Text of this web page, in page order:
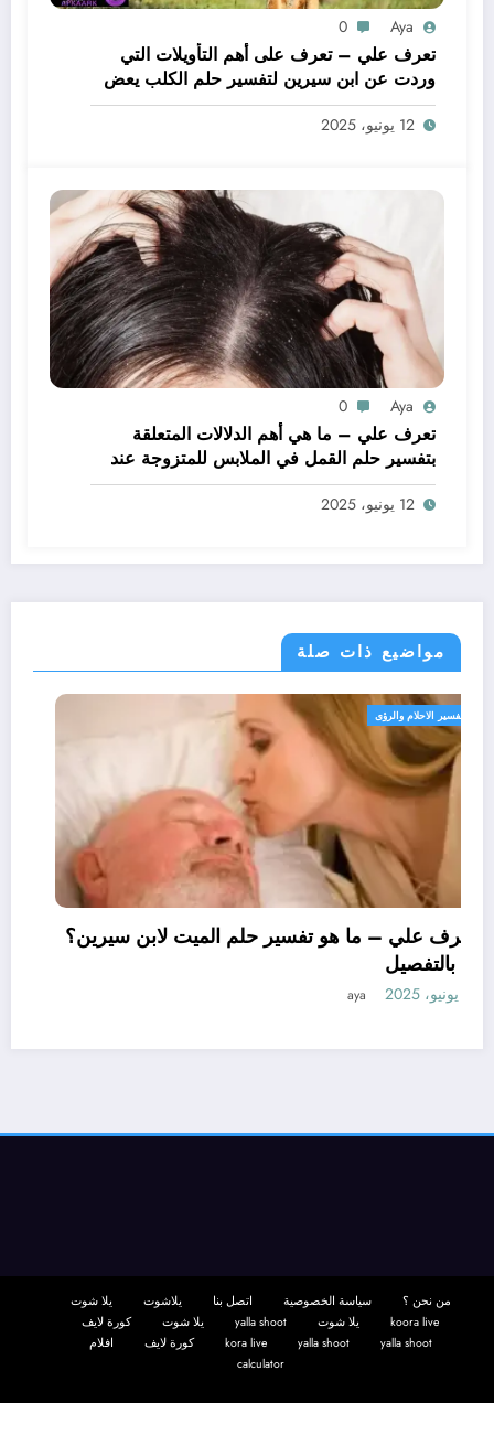
Aya
0
تعرف علي – تعرف على أهم التأويلات التي
وردت عن ابن سيرين لتفسير حلم الكلب يعض
يدي – بالتفصيل
12 يونيو، 2025
Aya
0
تعرف علي – ما هي أهم الدلالات المتعلقة
بتفسير حلم القمل في الملابس للمتزوجة عند
ابن سيرين؟ – بالتفصيل
12 يونيو، 2025
مواضيع ذات صلة
تفسير الاحلام والرؤى
تعرف علي – ما هو تفسير حلم الميت لابن سيرين؟
– بالتفصيل
11 يونيو، 2025
من نحن ؟ سياسة الخصوصية اتصل بنا يلاشوت
يلا شوت
koora live
يلا شوت yalla shoot يلا شوت
كورة لايف
yalla shoot
yalla shoot
kora live كورة لايف
افلام
calculator